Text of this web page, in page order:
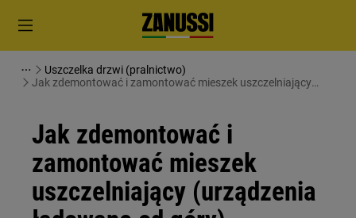
Uszczelka drzwi (pralnictwo)
Jak zdemontować i zamontować mieszek uszczelniający
Jak zdemontować i
zamontować mieszek
uszczelniający (urządzenia